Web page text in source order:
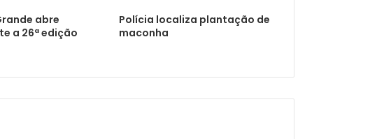
abre
a 26ª edição
Polícia localiza plantação de
maconha